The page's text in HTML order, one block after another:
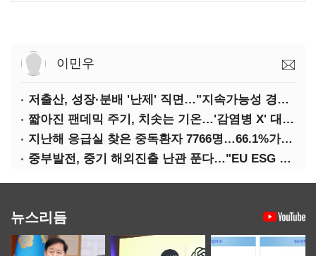
이민우
저출산, 성장·분배 '난제' 직면…"지속가능성 경고등"
짧아진 팬데믹 주기, 치솟는 기온…'감염병 X' 대비해야
지난해 응급실 찾은 중독환자 7766명…66.1%가 '의도적 중독'
중부발전, 중기 해외진출 난관 푼다…"EU ESG 실사 공동 대응"
뉴스리듬